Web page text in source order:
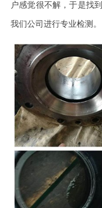
户感觉很不解，于是找
我们公司进行专业检测。